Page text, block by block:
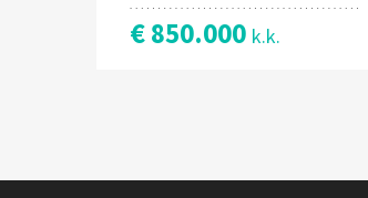
€ 850.000 k.k.